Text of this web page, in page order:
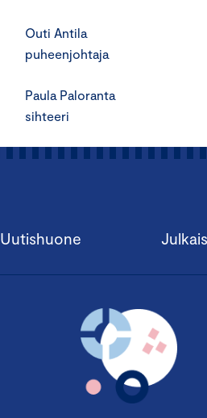
Outi Antila
puheenjohtaja
Paula Paloranta
sihteeri
Uutishuone